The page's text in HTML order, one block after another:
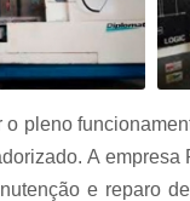
de Cnc
Conserto de
Conserto de Cnc
de Cnc
Inversores
pleno
A empresa
e reparo